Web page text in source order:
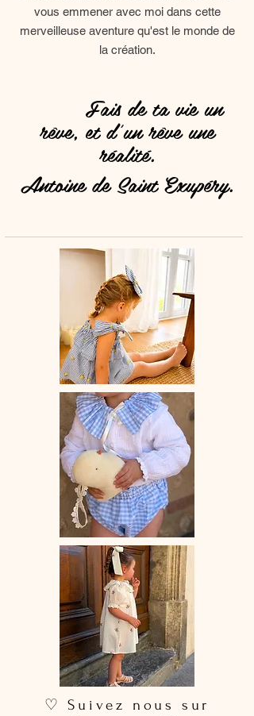
vous emmener avec moi dans cette
merveilleuse aventure qu'est le monde de
la création.
Fais de ta vie un
rêve, et d'un rêve une
réalité.
Antoine de Saint Exupéry.
♡ Suivez nous sur